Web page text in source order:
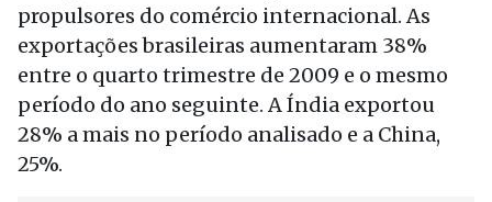
propulsores do comércio internacional. As
exportações brasileiras aumentaram 38%
entre o quarto trimestre de 2009 e o mesmo
período do ano seguinte. A Índia exportou
28% a mais no período analisado e a China,
25%.